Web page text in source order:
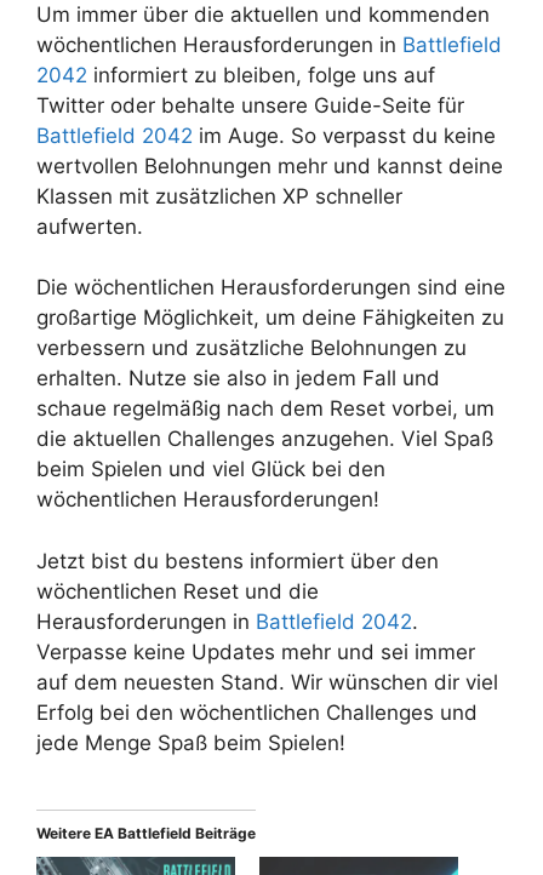
Um immer über die aktuellen und kommenden
wöchentlichen Herausforderungen in Battlefield
2042 informiert zu bleiben, folge uns auf
Twitter oder behalte unsere Guide-Seite für
Battlefield 2042 im Auge. So verpasst du keine
wertvollen Belohnungen mehr und kannst deine
Klassen mit zusätzlichen XP schneller
aufwerten.
Die wöchentlichen Herausforderungen sind eine
großartige Möglichkeit, um deine Fähigkeiten zu
verbessern und zusätzliche Belohnungen zu
erhalten. Nutze sie also in jedem Fall und
schaue regelmäßig nach dem Reset vorbei, um
die aktuellen Challenges anzugehen. Viel Spaß
beim Spielen und viel Glück bei den
wöchentlichen Herausforderungen!
Jetzt bist du bestens informiert über den
wöchentlichen Reset und die
Herausforderungen in Battlefield 2042.
Verpasse keine Updates mehr und sei immer
auf dem neuesten Stand. Wir wünschen dir viel
Erfolg bei den wöchentlichen Challenges und
jede Menge Spaß beim Spielen!
Weitere EA Battlefield Beiträge